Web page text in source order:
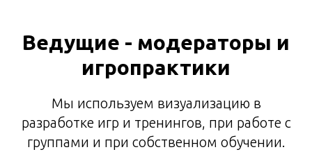
Ведущие - модераторы и
игропрактики
Мы используем визуализацию в
разработке игр и тренингов, при работе с
группами и при собственном обучении.